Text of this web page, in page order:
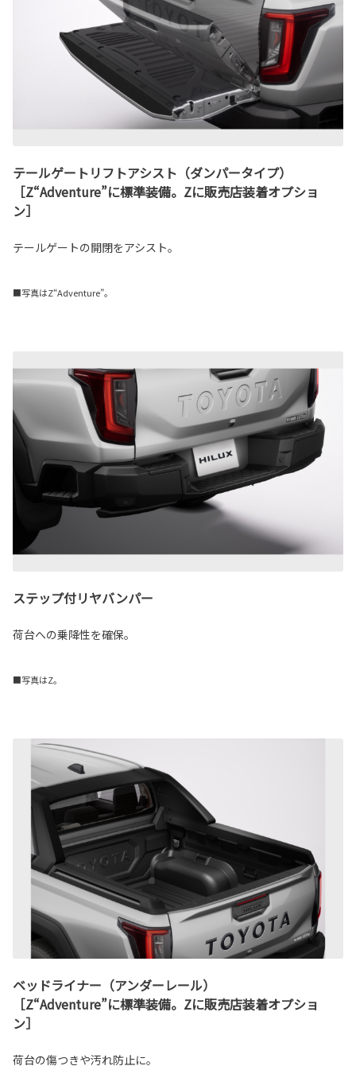
テールゲートリフトアシスト（ダンパータイプ）
［Z“Adventure”に標準装備。Zに販売店装着オプショ
ン］
テールゲートの開閉をアシスト。
■写真はZ“Adventure”。
ステップ付リヤバンパー
荷台への乗降性を確保。
■写真はZ。
ベッドライナー（アンダーレール）
［Z“Adventure”に標準装備。Zに販売店装着オプショ
ン］
荷台の傷つきや汚れ防止に。